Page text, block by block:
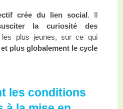
crée du lien social. Il
la curiosité des
plus jeunes, sur ce qui
plus globalement le cycle
les conditions